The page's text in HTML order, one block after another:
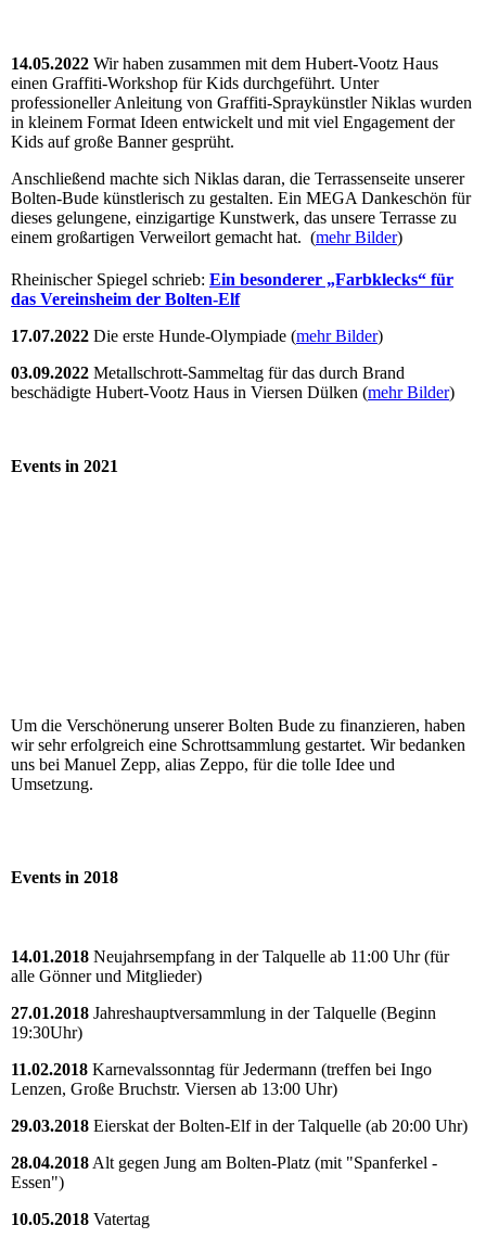
14.05.2022 Wir haben zusammen mit dem Hubert-Vootz Haus
einen Graffiti-Workshop für Kids durchgeführt. Unter
professioneller Anleitung von Graffiti-Spraykünstler Niklas wurden
in kleinem Format Ideen entwickelt und mit viel Engagement der
Kids auf große Banner gesprüht.
Anschließend machte sich Niklas daran, die Terrassenseite unserer
Bolten-Bude künstlerisch zu gestalten. Ein MEGA Dankeschön für
dieses gelungene, einzigartige Kunstwerk, das unsere Terrasse zu
einem großartigen Verweilort gemacht hat. (mehr Bilder)
Rheinischer Spiegel schrieb: Ein besonderer „Farbklecks“ für
das Vereinsheim der Bolten-Elf
17.07.2022 Die erste Hunde-Olympiade (mehr Bilder)
03.09.2022 Metallschrott-Sammeltag für das durch Brand
beschädigte Hubert-Vootz Haus in Viersen Dülken (mehr Bilder)
Events in 2021
Um die Verschönerung unserer Bolten Bude zu finanzieren, haben
wir sehr erfolgreich eine Schrottsammlung gestartet. Wir bedanken
uns bei Manuel Zepp, alias Zeppo, für die tolle Idee und
Umsetzung.
Events in 2018
14.01.2018 Neujahrsempfang in der Talquelle ab 11:00 Uhr(für
alle Gönner und Mitglieder)
27.01.2018 Jahreshauptversammlung in der Talquelle (Beginn
19:30Uhr)
11.02.2018 Karnevalssonntag für Jedermann (treffen bei Ingo
Lenzen, Große Bruchstr. Viersen ab 13:00 Uhr)
29.03.2018 Eierskat der Bolten-Elf in der Talquelle (ab 20:00 Uhr)
28.04.2018 Alt gegen Jung am Bolten-Platz (mit "Spanferkel -
Essen")
10.05.2018 Vatertag